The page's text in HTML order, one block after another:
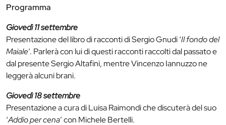
Programma
Giovedì 11 settembre
Presentazione del libro di racconti di Sergio Gnudi ‘Il fondo del
Maiale’. Parlerà con lui di questi racconti raccolti dal passato e
dal presente Sergio Altafini, mentre Vincenzo Iannuzzo ne
leggerà alcuni brani.
Giovedì 18 settembre
Presentazione a cura di Luisa Raimondi che discuterà del suo
‘Addio per cena’ con Michele Bertelli.